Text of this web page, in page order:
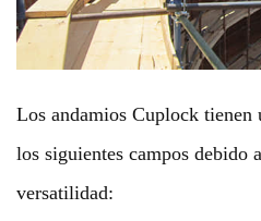
Los andamios Cuplock tienen
los siguientes campos debido
versatilidad: